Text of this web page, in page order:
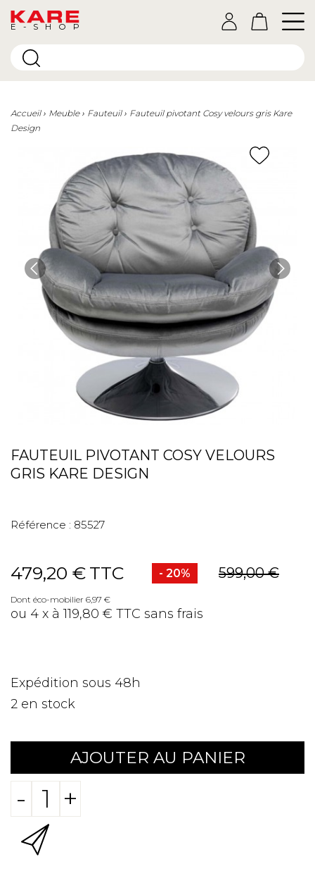
E-SHOP
Accueil Meuble Fauteuil
Fauteuil pivotant Cosy velours gris Kare
Design
FAUTEUIL PIVOTANT COSY VELOURS
GRIS KARE DESIGN
Référence : 85527
479,20 € TTC - 20% 599,00 €
Dont éco-mobilier 6,97 €
ou 4 x à 119,80 € TTC sans frais
Expédition sous 48h
2 en stock
AJOUTER AU PANIER
- +